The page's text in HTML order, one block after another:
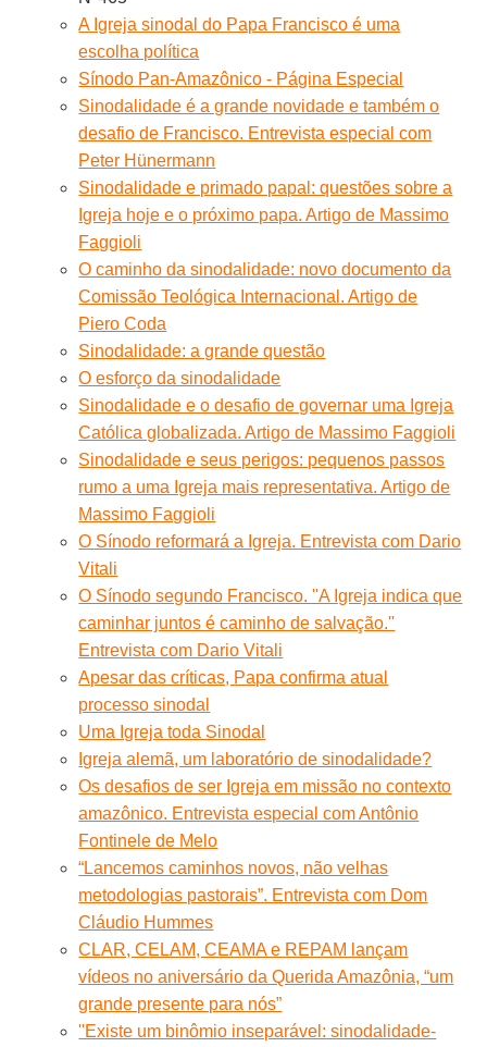
A Igreja sinodal do Papa Francisco é uma
escolha política
Sínodo Pan-Amazônico - Página Especial
Sinodalidade é a grande novidade e também o
desafio de Francisco. Entrevista especial com
Peter Hünermann
Sinodalidade e primado papal: questões sobre a
Igreja hoje e o próximo papa. Artigo de Massimo
Faggioli
O caminho da sinodalidade: novo documento da
Comissão Teológica Internacional. Artigo de
Piero Coda
Sinodalidade: a grande questão
O esforço da sinodalidade
Sinodalidade e o desafio de governar uma Igreja
Católica globalizada. Artigo de Massimo Faggioli
Sinodalidade e seus perigos: pequenos passos
rumo a uma Igreja mais representativa. Artigo de
Massimo Faggioli
O Sínodo reformará a Igreja. Entrevista com Dario
Vitali
O Sínodo segundo Francisco. ''A Igreja indica que
caminhar juntos é caminho de salvação.''
Entrevista com Dario Vitali
Apesar das críticas, Papa confirma atual
processo sinodal
Uma Igreja toda Sinodal
Igreja alemã, um laboratório de sinodalidade?
Os desafios de ser Igreja em missão no contexto
amazônico. Entrevista especial com Antônio
Fontinele de Melo
“Lancemos caminhos novos, não velhas
metodologias pastorais”. Entrevista com Dom
Cláudio Hummes
CLAR, CELAM, CEAMA e REPAM lançam
vídeos no aniversário da Querida Amazônia, “um
grande presente para nós”
''Existe um binômio inseparável: sinodalidade-